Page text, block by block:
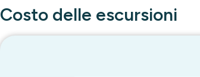
Costo delle escursioni